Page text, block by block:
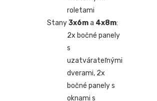
roletami
Stany3x6ma 4x8m:
2x bočné panely
s
uzatvárateľnými
dverami, 2x
bočné panely s
oknami s